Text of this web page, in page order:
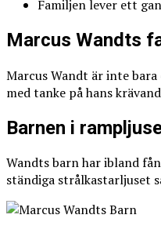
Familjen lever ett
Marcus Wandts
Marcus Wandt är inte
med tanke på hans
Barnen i
Wandts barn har ibland
ständiga strålkastarljuset